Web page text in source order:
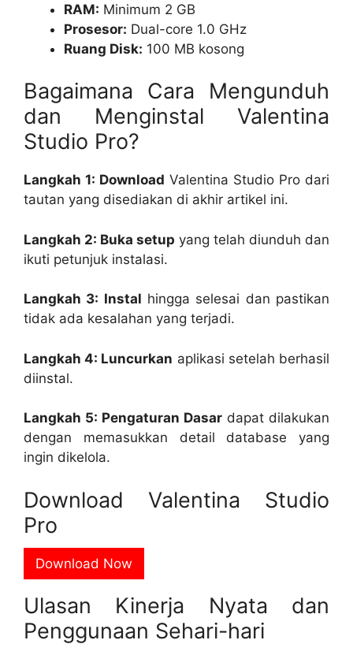
RAM: Minimum 2 GB
Prosesor: Dual-core 1.0 GHz
Ruang Disk: 100 MB kosong
Bagaimana Cara Mengunduh
dan Menginstal Valentina
Studio Pro?
Langkah 1: Download Valentina Studio Pro dari
tautan yang disediakan di akhir artikel ini.
Langkah 2: Buka setup yang telah diunduh dan
ikuti petunjuk instalasi.
Langkah 3: Instal hingga selesai dan pastikan
tidak ada kesalahan yang terjadi.
Langkah 4: Luncurkan aplikasi setelah berhasil
diinstal.
Langkah 5: Pengaturan Dasar dapat dilakukan
dengan memasukkan detail database yang
ingin dikelola.
Download Valentina Studio
Pro
Download Now
Ulasan Kinerja Nyata dan
Penggunaan Sehari-hari